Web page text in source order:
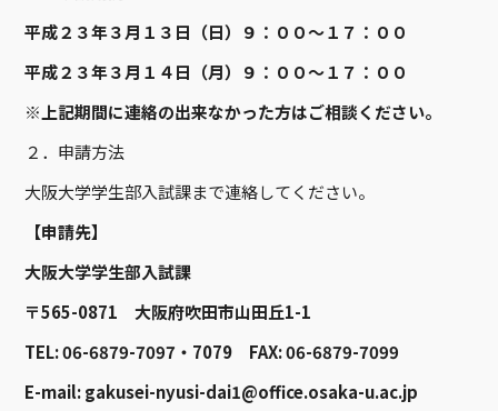
平成２３年３月１３日（日）９：００～１７：００
平成２３年３月１４日（月）９：００～１７：００
※上記期間に連絡の出来なかった方はご相談ください。
２．申請方法
大阪大学学生部入試課まで連絡してください。
【申請先】
大阪大学学生部入試課
〒565-0871 大阪府吹田市山田丘1-1
TEL: 06-6879-7097・7079 FAX: 06-6879-7099
E-mail: gakusei-nyusi-dai1@office.osaka-u.ac.jp